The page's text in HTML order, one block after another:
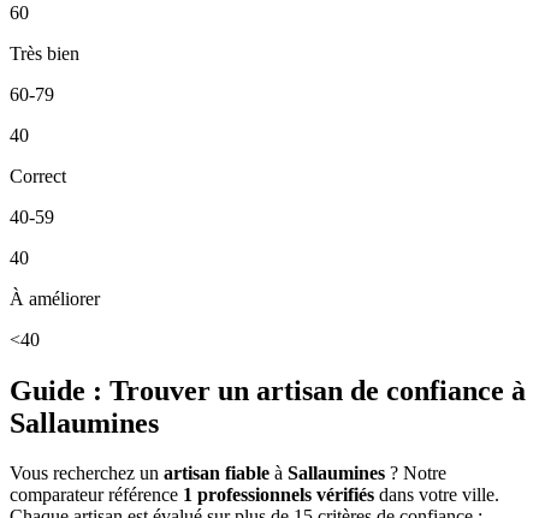
60
Très bien
60-79
40
Correct
40-59
40
À améliorer
<40
Guide : Trouver un artisan de confiance à
Sallaumines
Vous recherchez un artisan fiable à Sallaumines ? Notre
comparateur référence 1 professionnels vérifiés dans votre ville.